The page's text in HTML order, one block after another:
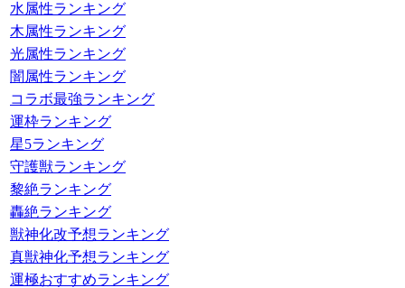
水属性ランキング
木属性ランキング
光属性ランキング
闇属性ランキング
コラボ最強ランキング
運枠ランキング
星5ランキング
守護獣ランキング
黎絶ランキング
轟絶ランキング
獣神化改予想ランキング
真獣神化予想ランキング
運極おすすめランキング